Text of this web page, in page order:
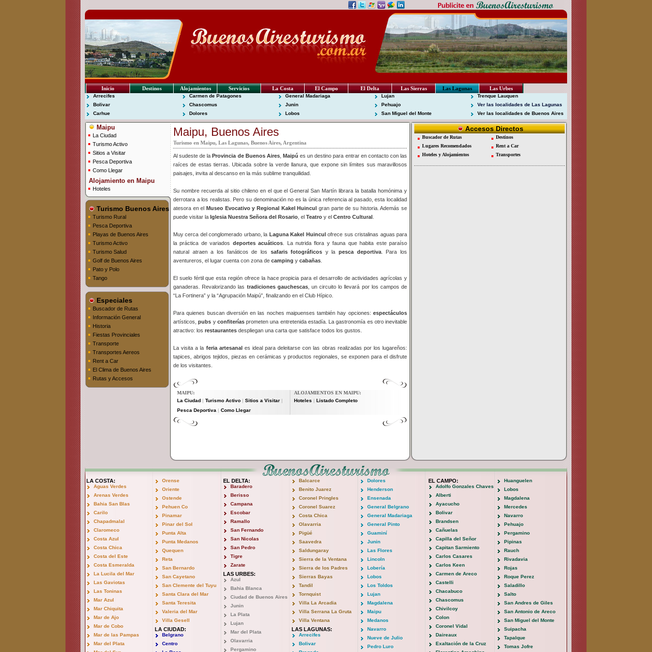
Inicio Destinos Alojamientos Servicios La Costa El Campo El Delta Las Sierras Las Lagunas Las Urbes
Arrecifes
Bolivar
Carhue
Carmen de Patagones
Chascomus
Dolores
General Madariaga
Junin
Lobos
Lujan
Pehuajo
San Miguel del Monte
Trenque Lauquen
Ver las localidades de Las Lagunas
Ver las localidades de Buenos Aires
Maipu
La Ciudad
Turismo Activo
Sitios a Visitar
Pesca Deportiva
Como Llegar
Alojamiento en Maipu
Hoteles
Turismo Buenos Aires
Turismo Rural
Pesca Deportiva
Playas de Buenos Aires
Turismo Activo
Turismo Salud
Golf de Buenos Aires
Pato y Polo
Tango
Especiales
Buscador de Rutas
Información General
Historia
Fiestas Provinciales
Transporte
Transportes Aereos
Rent a Car
El Clima de Buenos Aires
Rutas y Accesos
Maipu, Buenos Aires
Turismo en Maipu, Las Lagunas, Buenos Aires, Argentina
Al sudeste de laProvincia de Buenos Aires, Maipú es un destino para entrar en contacto con las
raíces de estas tierras. Ubicada sobre la verde llanura, que expone sin límites sus maravillosos
paisajes, invita al descanso en la más sublime tranquilidad.
Su nombre recuerda al sitio chileno en el que el General San Martín librara la batalla homónima y
derrotara a los realistas. Pero su denominación no es la única referencia al pasado, esta localidad
atesora en el Museo Evocativo y Regional Kakel Huincul gran parte de su historia. Además se
puede visitar la Iglesia Nuestra Señora del Rosario , el Teatro y el Centro Cultural
Muy cerca del conglomerado urbano, la Laguna Kakel Huinculofrece sus cristalinas aguas para
la práctica de variados deportes acuáticos . La nutrida flora y fauna que habita este paraíso
natural atraen a los fanáticos de los safaris fotográficos y lapesca deportiva. Para los
aventureros, el lugar cuenta con zona de camping y cabañas
El suelo fértil que esta región ofrece la hace propicia para el desarrollo de actividades agrícolas y
ganaderas. Revalorizando las tradiciones gauchescas, un circuito lo llevará por los campos de
“La Fortinera” y la “Agrupación Maipú”, finalizando en el Club Hípico.
Para quienes buscan diversión en las noches maipuenses también hay opciones: espectáculos
artísticos,pubs y confiteríasprometen una entretenida estadía. La gastronomía es otro inevitable
atractivo: los restaurantes despliegan una carta que satisface todos los gustos.
La visita a la feria artesanales ideal para deleitarse con las obras realizadas por los lugareños:
tapices, abrigos tejidos, piezas en cerámicas y productos regionales, se exponen para el disfrute
de los visitantes.
MAIPU:
La Ciudad
Turismo Activo Sitios a Visitar
Pesca Deportiva Como Llegar
ALOJAMIENTOS EN MAIPU:
Hoteles
Listado Completo
Accesos Directos
Buscador de Rutas
Lugares Recomendados
Hoteles y Alojamientos
Destinos
Rent a Car
Transportes
LA COSTA:
Aguas Verdes
Arenas Verdes
Bahia San Blas
Carilo
Chapadmalal
Claromeco
Costa Azul
Costa Chica
Costa del Este
Costa Esmeralda
La Lucila del Mar
Las Gaviotas
Las Toninas
Mar Azul
Mar Chiquita
Mar de Ajo
Mar de Cobo
Mar de las Pampas
Mar del Plata
Orense
Oriente
Ostende
Pehuen Co
Pinamar
Pinar del Sol
Punta Alta
Punta Medanos
Quequen
Reta
San Bernardo
San Cayetano
San Clemente del Tuyu
Santa Clara del Mar
Santa Teresita
Valeria del Mar
Villa Gesell
LA CIUDAD:
Belgrano
Centro
EL DELTA:
Baradero
Berisso
Campana
Escobar
Ramallo
San Fernando
San Nicolas
San Pedro
Tigre
Zarate
LAS URBES:
Azul
Bahia Blanca
Ciudad de Buenos Aires
Junin
La Plata
Lujan
Mar del Plata
Olavarria
Pergamino
Balcarce
Benito Juarez
Coronel Pringles
Coronel Suarez
Costa Chica
Olavarria
Pigüé
Saavedra
Saldungaray
Sierra de la Ventana
Sierra de los Padres
Sierras Bayas
Tandil
Tornquist
Villa La Arcadia
Villa Serrana La Gruta
Villa Ventana
LAS LAGUNAS:
Arrecifes
Bolivar
Dolores
Henderson
Ensenada
General Belgrano
General Madariaga
General Pinto
Guaminí
Junin
Las Flores
Lincoln
Lobería
Lobos
Los Toldos
Lujan
Magdalena
Maipu
Medanos
Navarro
Nueve de Julio
Pedro Luro
EL CAMPO:
Adolfo Gonzales Chaves
Alberti
Ayacucho
Bolivar
Brandsen
Cañuelas
Capilla del Señor
Capitan Sarmiento
Carlos Casares
Carlos Keen
Carmen de Areco
Castelli
Chacabuco
Chascomus
Chivilcoy
Colon
Coronel Vidal
Daireaux
Exaltación de la Cruz
Huanguelen
Lobos
Magdalena
Mercedes
Navarro
Pehuajo
Pergamino
Pipinas
Rauch
Rivadavia
Rojas
Roque Perez
Saladillo
Salto
San Andres de Giles
San Antonio de Areco
San Miguel del Monte
Suipacha
Tapalque
Tomas Jofre